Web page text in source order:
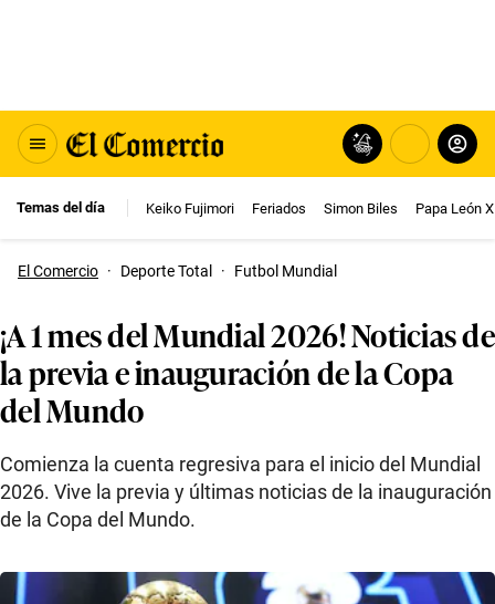
Temas del día Keiko Fujimori Feriados Simon Biles Papa León
El Comercio · Deporte Total · Futbol Mundial
¡A 1 mes del Mundial 2026! Noticias de
la previa e inauguración de la Copa
del Mundo
Comienza la cuenta regresiva para el inicio del Mundial
2026. Vive la previa y últimas noticias de la inauguración
de la Copa del Mundo.